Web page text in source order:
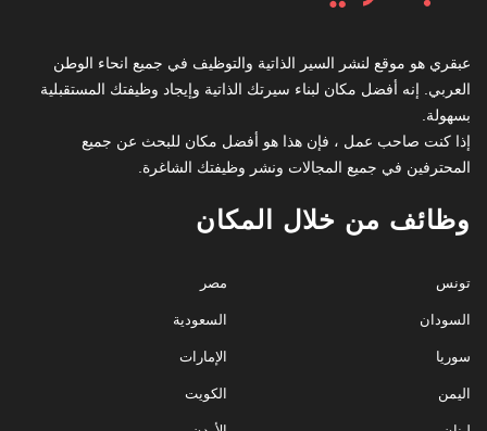
عبقري هو موقع لنشر السير الذاتية والتوظيف في جميع انحاء الوطن
العربي. إنه أفضل مكان لبناء سيرتك الذاتية وإيجاد وظيفتك المستقبلية
بسهولة.
إذا كنت صاحب عمل ، فإن هذا هو أفضل مكان للبحث عن جميع
المحترفين في جميع المجالات ونشر وظيفتك الشاغرة.
وظائف من خلال المكان
مصر
السعودية
الإمارات
الكويت
تونس
السودان
سوريا
اليمن